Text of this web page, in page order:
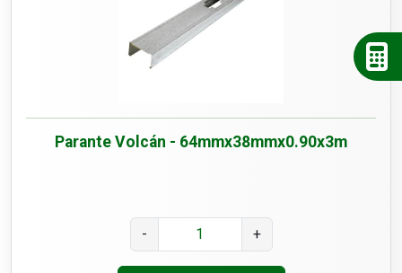
Parante Volcán - 64mmx38mmx0.90x3m
- +